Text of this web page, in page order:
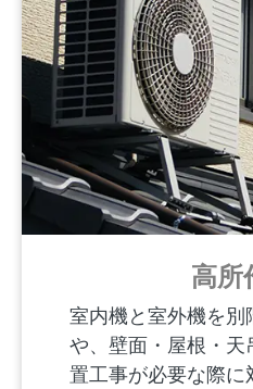
高所
室内機と室外機を別
や、壁面・屋根・天
置工事が必要な際に